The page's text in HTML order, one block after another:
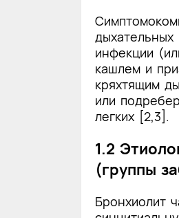
инфекции
кашлем и
кряхтящим
или
легких [2,3].
1.2
(группы
Бронхиолит